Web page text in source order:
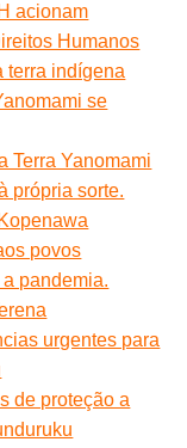
acionam
Humanos
terra indígena
se
Terra Yanomami
própria sorte.
povos
pandemia.
urgentes para
de proteção a